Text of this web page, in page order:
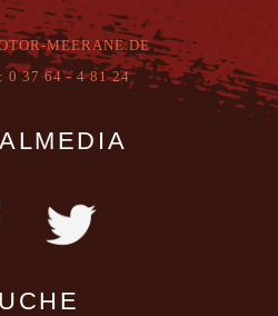
MEERANE.DE
0 37 64 - 4 81 24